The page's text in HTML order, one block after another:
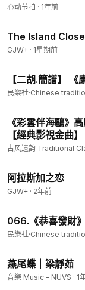
心动节拍 · 1年前
The Island
GJW+ · 1星期前
【二胡.簡譜】
民樂社·Chinese
《彩雲伴海鷗》
【經典影視金曲】
古风遗韵 Traditional
阿拉斯加之恋
GJW+ · 2年前
066.《恭喜發財
民樂社·Chinese
燕尾蝶｜梁靜茹
音樂 Music - NUVS · 1